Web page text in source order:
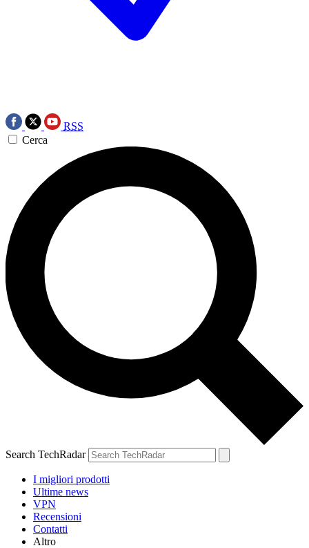
RSS
Cerca
Search TechRadar
I migliori prodotti
Ultime news
VPN
Recensioni
Contatti
Altro